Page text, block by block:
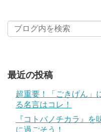
最近の投稿
超重要！「ごきげん」
る名言はコレ！
『コトバノチカラ』を
に過ごそう！